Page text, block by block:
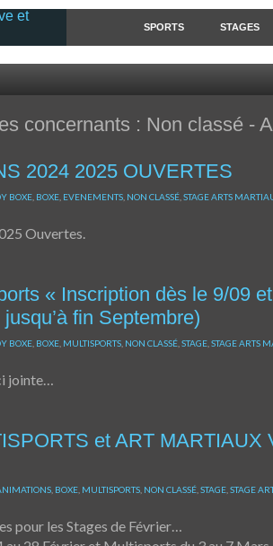
SPORTS STAGES
concernants : Non classé -
2024 2025 OUVERTES
BOXE BOXE EVENEMENTS NON CLASSÉ STAGE ARTS
Ouvertes.
« Inscription dès le 9/09
jusqu’à fin Septembre)
BOXE BOXE MULTISPORTS NON CLASSÉ STAGE STAGE ARTS
jointe…
et ART
BOXE MULTISPORTS NON CLASSÉ STAGE STAGE
pour les Stages de Février…